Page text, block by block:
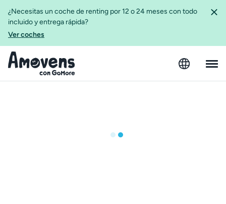
¿Necesitas un coche de renting por 12 o 24 meses con todo
incluido y entrega rápida?
Ver coches